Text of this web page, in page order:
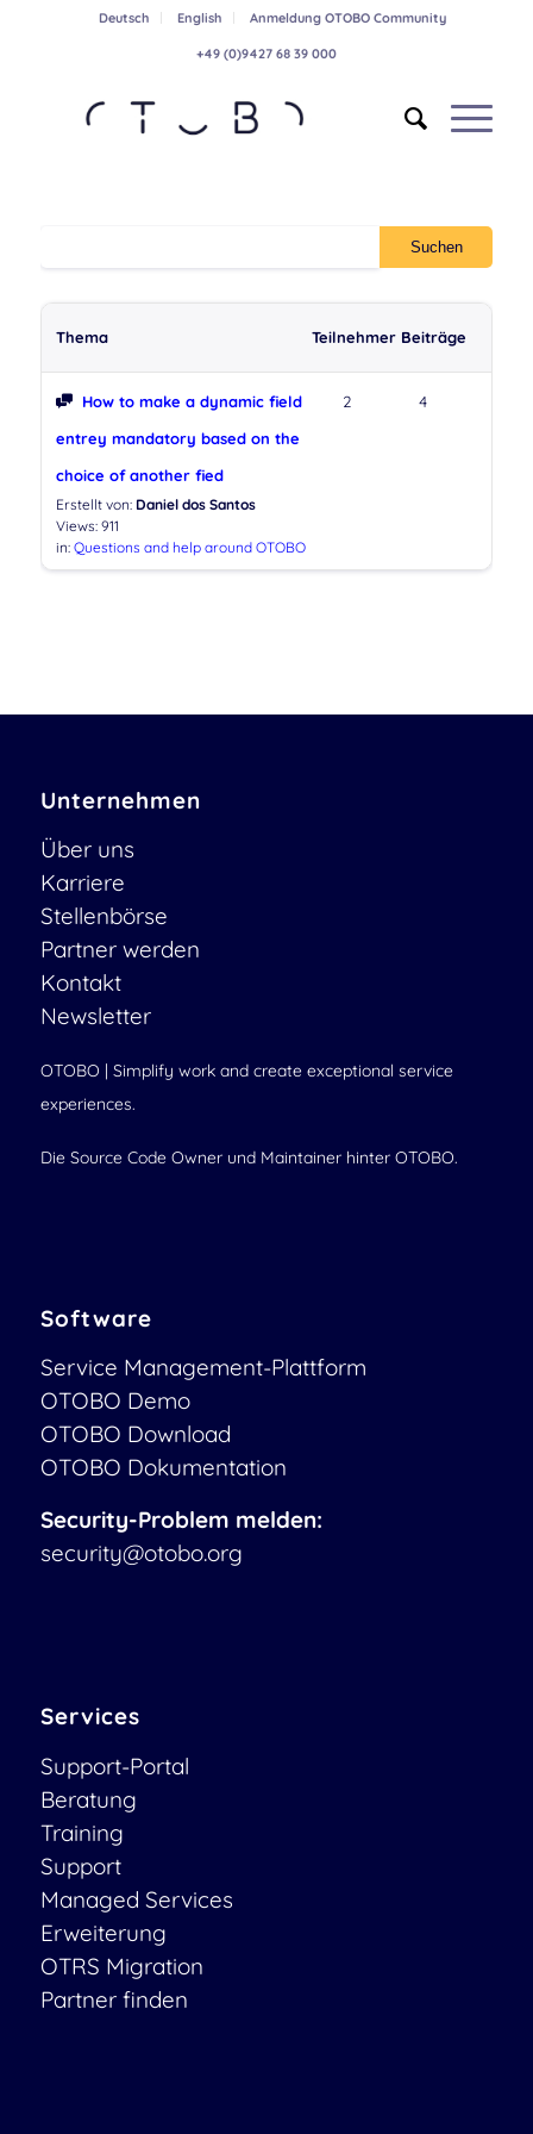
Deutsch English Anmeldung OTOBO Community
+49 (0)9427 68 39 000
Thema Teilnehmer Beiträge
How to make a dynamic field
entrey mandatory based on the
choice of another fied
Erstellt von: Daniel dos Santos
Views: 911
in: Questions and help around OTOBO
2 4
Unternehmen
Über uns
Karriere
Stellenbörse
Partner werden
Kontakt
Newsletter
OTOBO | Simplify work and create exceptional service
experiences.
Die Source Code Owner und Maintainer hinter OTOBO.
Software
Service Management-Plattform
OTOBO Demo
OTOBO Download
OTOBO Dokumentation
Security-Problem melden:
security@otobo.org
Services
Support-Portal
Beratung
Training
Support
Managed Services
Erweiterung
OTRS Migration
Partner finden